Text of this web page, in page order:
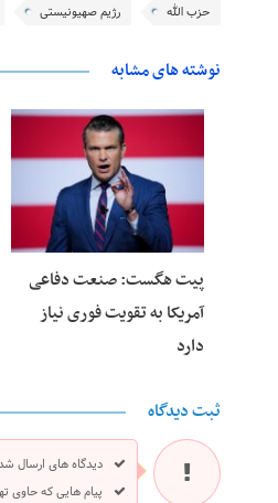
حزب الله رژیم صهیونیستی
نوشته های مشابه
پیت هگست: صنعت دفاعی
آمریکا به تقویت فوری نیاز
دارد
ثبت دیدگاه
دیدگاه های ارسال
پیام هایی که حاوی